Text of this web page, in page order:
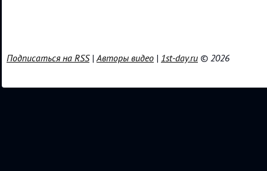
Подписаться на RSS|Авторы видео | 1st-day.ru © 2026